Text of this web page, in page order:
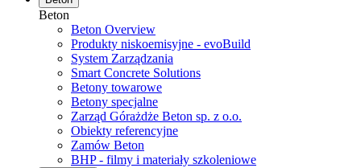
Beton
Beton Overview
Produkty niskoemisyjne - evoBuild
System Zarządzania
Smart Concrete Solutions
Betony towarowe
Betony specjalne
Zarząd Górażdże Beton sp. z o.o.
Obiekty referencyjne
Zamów Beton
BHP - filmy i materiały szkoleniowe